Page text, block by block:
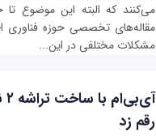
می‌کنند که البته این موضوع
مقاله‌های تخصصی حوزه فناوری
مشکلات مختلفی در این...
رقم زد